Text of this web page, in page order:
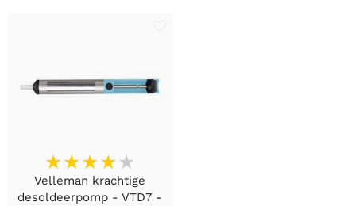
Velleman krachtige
desoldeerpomp - VTD7 -